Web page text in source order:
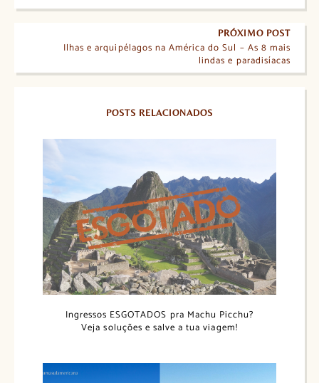
PRÓXIMO POST
Ilhas e arquipélagos na América do Sul – As 8 mais
lindas e paradisíacas
POSTS RELACIONADOS
Ingressos ESGOTADOS pra Machu Picchu?
Veja soluções e salve a tua viagem!